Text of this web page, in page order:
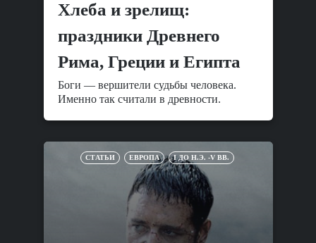
Хлеба и зрелищ:
праздники Древнего
Рима, Греции и Египта
Боги — вершители судьбы человека.
Именно так считали в древности.
СТАТЬИ ЕВРОПА I ДО Н.Э. -V ВВ.